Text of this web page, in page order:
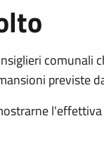
comunali
previste